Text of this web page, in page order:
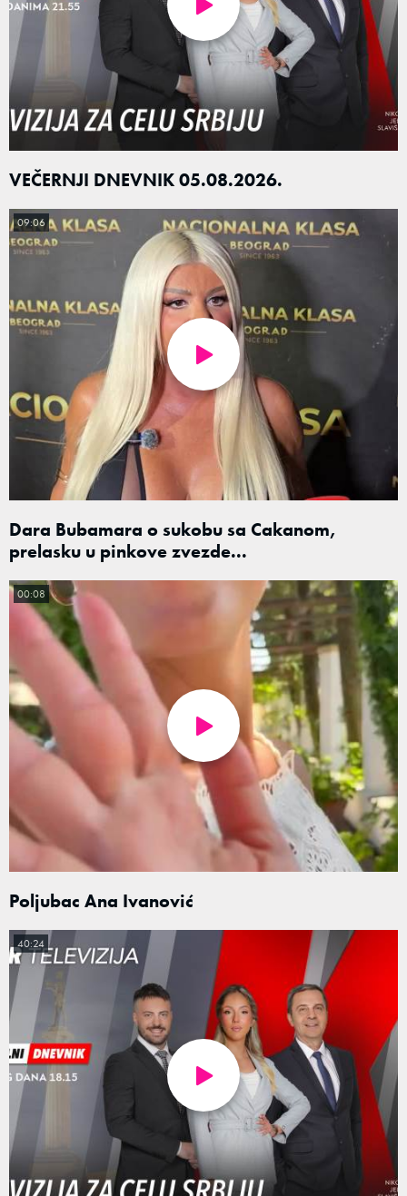
VEČERNJI DNEVNIK 05.08.2026.
Dara Bubamara o sukobu sa Cakanom,
prelasku u pinkove zvezde...
09:06
Poljubac Ana Ivanović
00:08
40:24